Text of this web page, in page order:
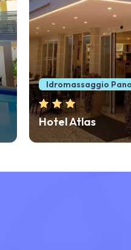
Idromassaggio
Hotel Atlas